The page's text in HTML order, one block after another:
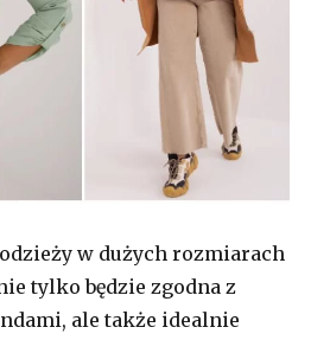
w dużych rozmiarach
tylko będzie zgodna z
ale także idealnie